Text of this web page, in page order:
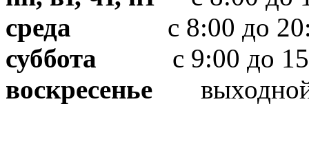
среда с 8:00 до
суббота с 9:00 до
воскресенье